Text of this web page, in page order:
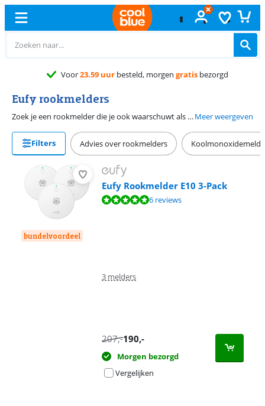
Gratis
Eufy rookmelders
Zoek je een rookmelder die je ook waarschuwt als je niet thuis bent? De rookmelders van Eufy geven een luid alarm bij rook of gas en sturen een melding naar je telefoon. Dat werkt via de Eufy HomeBase 3, die de rookmelder met internet verbindt. Je krijgt ook waarschuwingen als je onderweg bent of op je werk zit. Hiervoor heb je geen abonnement nodig. Dat maakt deze slimme rookmelder extra handig en betrouwbaar voor thuis.Meer weergeven
Filters Advies over rookmelders
bundelvoordeel
Eufy Rookmelder E10 3-Pack
Beoordeling is 9,7 van de 10, gebaseerd op 6 reviews.
6 reviews
3 melders
207,-190,-
Morgen bezorgd
Vergelijken